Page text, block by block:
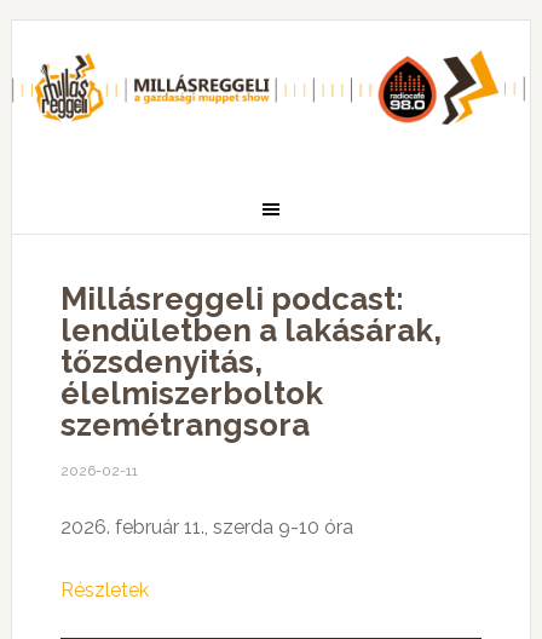
Millásreggeli podcast:
lendületben a lakásárak,
tőzsdenyitás,
élelmiszerboltok
szemétrangsora
2026-02-11
2026. február 11., szerda 9-10 óra
Részletek